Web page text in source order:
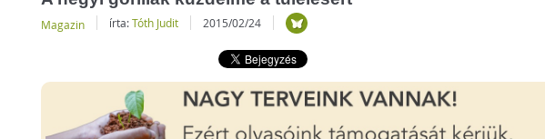
Magazin írta:Tóth Judit 2015/02/24